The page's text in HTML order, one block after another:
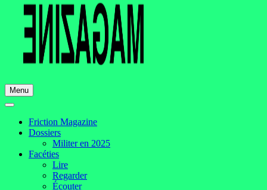
Menu
Friction Magazine
Dossiers
Militer en 2025
Facéties
Lire
Regarder
Écouter